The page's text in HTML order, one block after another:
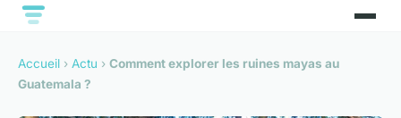
Accueil › Actu › Comment explorer les ruines mayas au
Guatemala ?